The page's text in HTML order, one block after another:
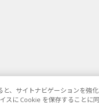
と、サイトナビゲーションを強
に Cookie を保存することに同